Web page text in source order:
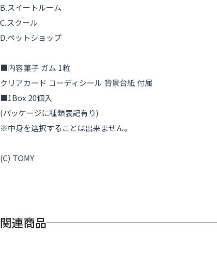
B.スイートルーム
C.スクール
D.ペットショップ
■内容菓子 ガム 1粒
クリアカード コーディシール 背景台紙 付属
■1Box 20個入
(パッケージに種類表記有り)
※中身を選択することは出来ません。
(C) TOMY
関連商品